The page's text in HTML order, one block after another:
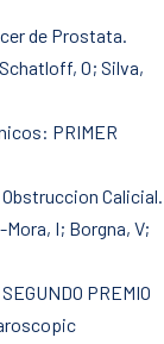
de Prostata.
O; Silva,
PRIMER
Calicial.
I; Borgna, V;
PREMIO